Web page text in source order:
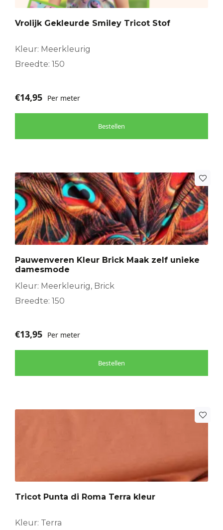
Vrolijk Gekleurde Smiley Tricot Stof
Kleur: Meerkleurig
Breedte: 150
€14,95 Per meter
Bestellen
Pauwenveren Kleur Brick Maak zelf unieke
damesmode
Kleur: Meerkleurig, Brick
Breedte: 150
€13,95 Per meter
Bestellen
Tricot Punta di Roma Terra kleur
Kleur: Terra